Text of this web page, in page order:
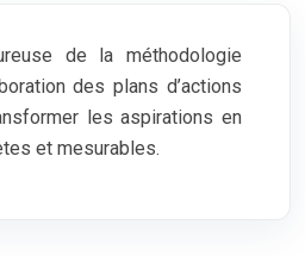
de la méthodologie
des plans d’actions
les aspirations en
et mesurables.